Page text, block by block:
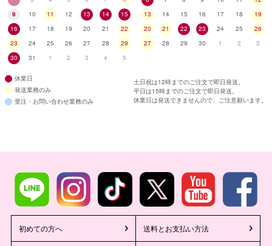
9
10 11 12 13 14
15
16
17 18 19 20 21
22
23
24 25 26 27 28
29
30
31 1 2 3 4 5
13
14 15 16 17 18
19
20
21 22 23 24 25
26
27
28 29 30 1 2 3
休業日
発送業務のみ
受注・お問い合わせ業務のみ
土日祝は12時までのご注文で即日発送。
平日は15時までのご注文で即日発送。
休業日は発送できませんので、ご注意願います。
初めての方へ 送料とお支払い方法